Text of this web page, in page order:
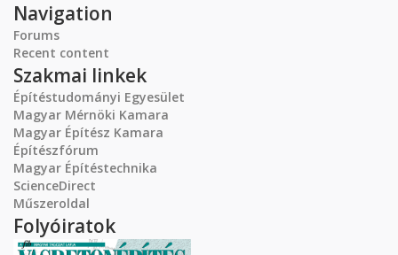
Navigation
Forums
Recent content
Szakmai linkek
Építéstudományi Egyesület
Magyar Mérnöki Kamara
Magyar Építész Kamara
Építészfórum
Magyar Építéstechnika
ScienceDirect
Műszeroldal
Folyóiratok